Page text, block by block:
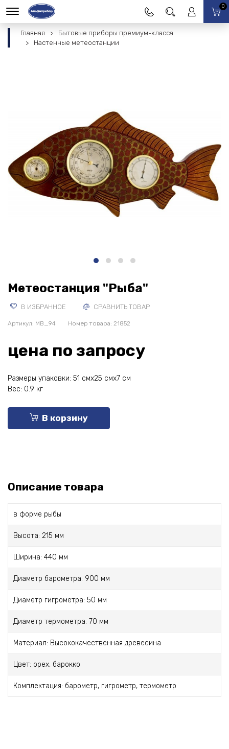
0
Главная
Бытовые приборы премиум-класса
Настенные метеостанции
Метеостанция "Рыба"
В ИЗБРАННОЕ СРАВНИТЬ ТОВАР
Артикул: MB_94 Номер товара: 21852
цена по запросу
Размеры упаковки: 51 смx25 смx7 см
Вес: 0.9 кг
В корзину
Описание товара
в форме рыбы
Высота: 215 мм
Ширина: 440 мм
Диаметр барометра: 900 мм
Диаметр гигрометра: 50 мм
Диаметр термометра: 70 мм
Материал: Высококачественная древесина
Цвет: орех, барокко
Комплектация: барометр, гигрометр, термометр